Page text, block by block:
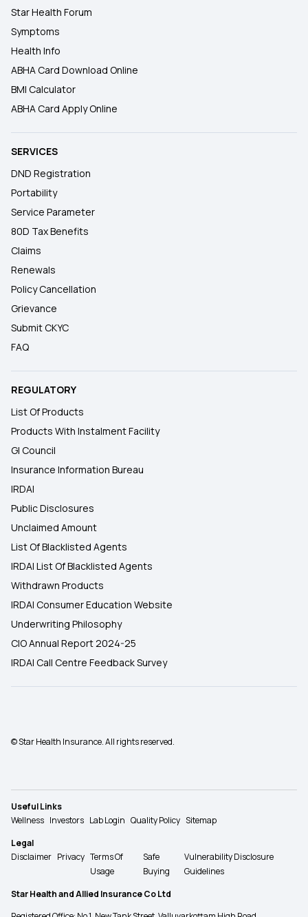
Star Health Forum
Symptoms
Health Info
ABHA Card Download Online
BMI Calculator
ABHA Card Apply Online
SERVICES
DND Registration
Portability
Service Parameter
80D Tax Benefits
Claims
Renewals
Policy Cancellation
Grievance
Submit CKYC
FAQ
REGULATORY
List Of Products
Products With Instalment Facility
GI Council
Insurance Information Bureau
IRDAI
Public Disclosures
Unclaimed Amount
List Of Blacklisted Agents
IRDAI List Of Blacklisted Agents
Withdrawn Products
IRDAI Consumer Education Website
Underwriting Philosophy
CIO Annual Report 2024-25
IRDAI Call Centre Feedback Survey
© Star Health Insurance. All rights reserved.
Useful Links
Wellness Investors Lab Login Quality Policy Sitemap
Legal
Disclaimer Privacy Terms Of
Usage
Safe
Buying
Vulnerability Disclosure
Guidelines
Star Health and Allied Insurance Co Ltd